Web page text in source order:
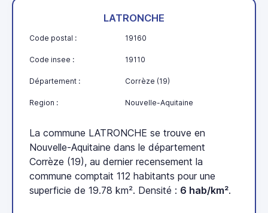
LATRONCHE
Code postal : 19160
Code insee : 19110
Département : Corrèze (19)
Region : Nouvelle-Aquitaine
La commune LATRONCHE se trouve en
Nouvelle-Aquitaine dans le département
Corrèze (19), au dernier recensement la
commune comptait 112 habitants pour une
superficie de 19.78 km². Densité : 6 hab/km².